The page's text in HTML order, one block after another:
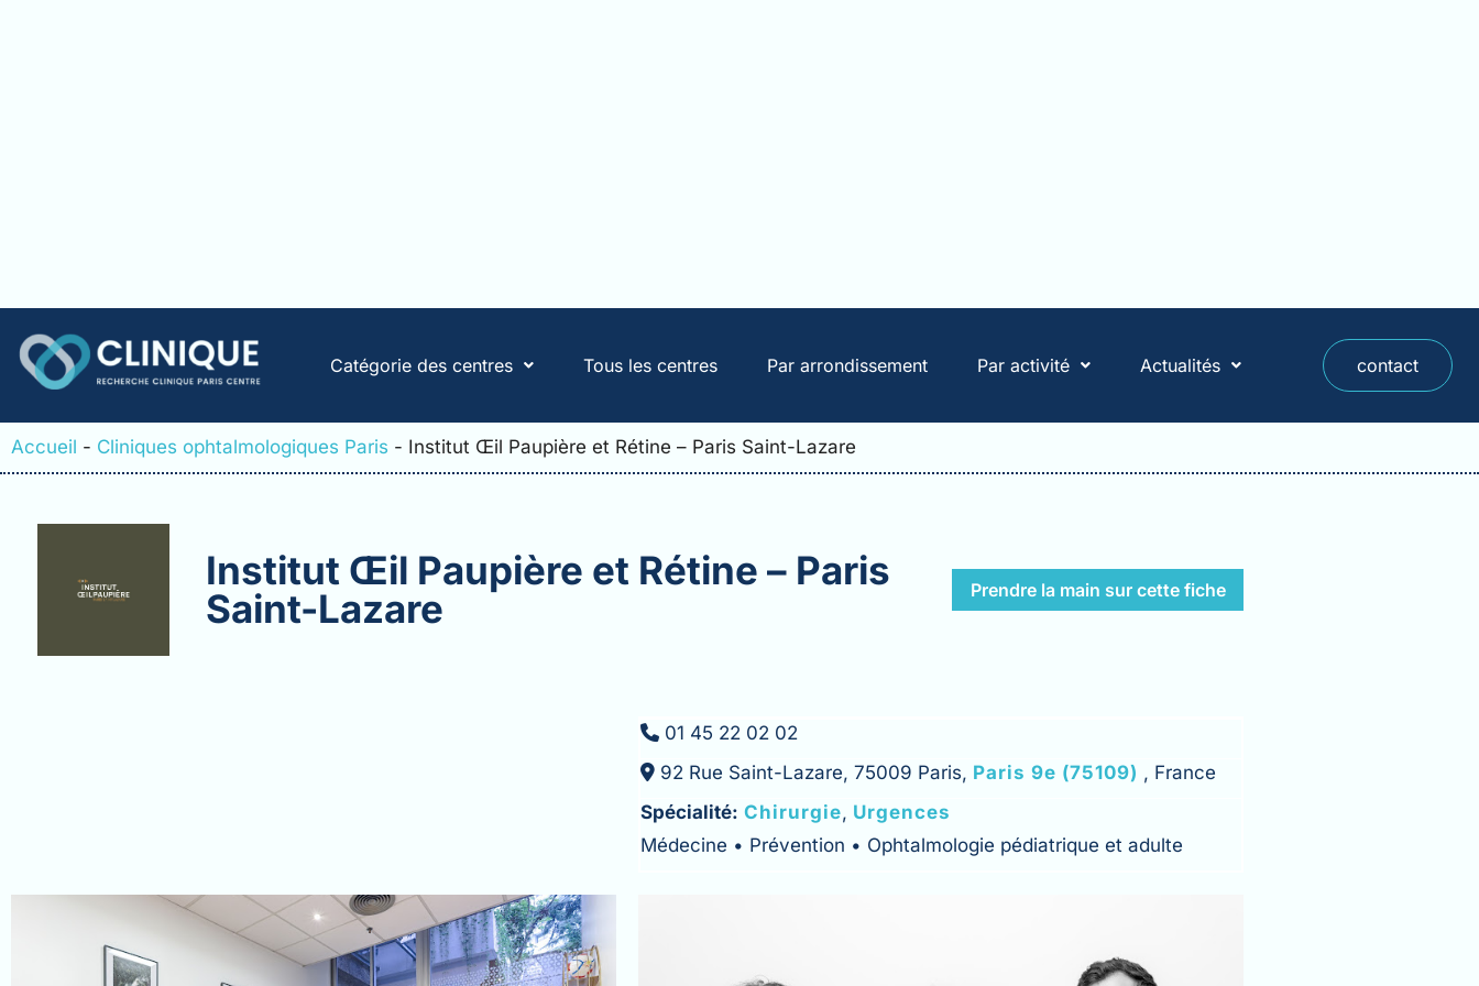
Catégorie des centres Tous les centres Par arrondissement Par activité Actualités contact
Accueil - Cliniques ophtalmologiques Paris - Institut Œil Paupière et Rétine – Paris Saint-Lazare
Institut Œil Paupière et Rétine – Paris
Saint-Lazare
Prendre la main sur cette fiche
01 45 22 02 02
92 Rue Saint-Lazare, 75009 Paris, Paris 9e (75109) , France
Spécialité: Chirurgie, Urgences
Médecine • Prévention • Ophtalmologie pédiatrique et adulte
Saint Paul
Cliniques ophtalmologiques Paris
Saint-Cyr Santé